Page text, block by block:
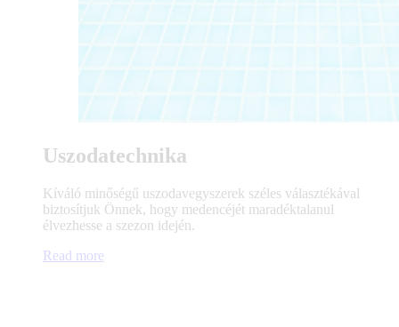
Uszodatechnika
Kíváló minőségű uszodavegyszerek széles választékával
biztosítjuk Önnek, hogy medencéjét maradéktalanul
élvezhesse a szezon idején.
Read more